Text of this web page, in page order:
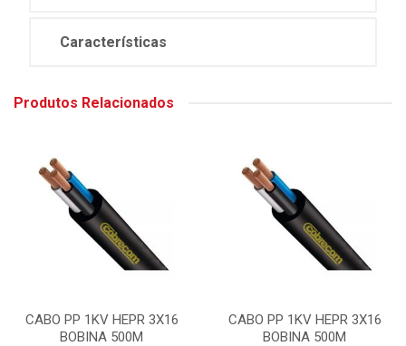
Características
Produtos Relacionados
CABO PP 1KV HEPR 3X16
BOBINA 500M
CABO PP 1KV HEPR 3X16
BOBINA 500M